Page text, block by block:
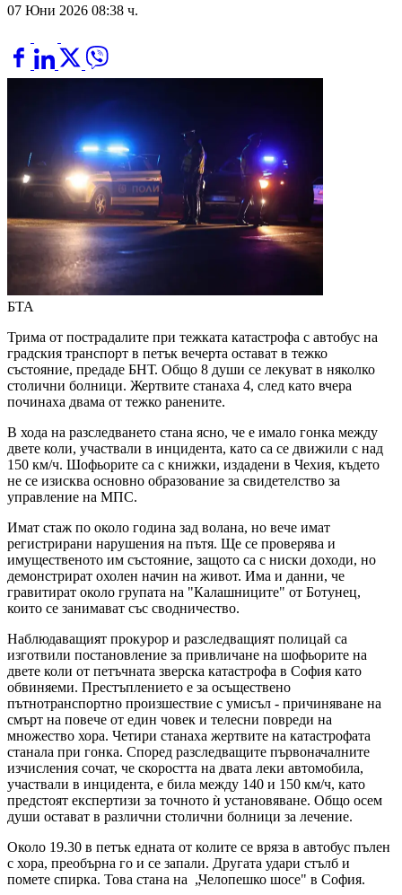
07 Юни 2026 08:38 ч.
БТА
Трима от пострадалите при тежката катастрофа с автобус на
градския транспорт в петък вечерта остават в тежко
състояние, предаде БНТ. Общо 8 души се лекуват в няколко
столични болници. Жертвите станаха 4, след като вчера
починаха двама от тежко ранените.
В хода на разследването стана ясно, че е имало гонка между
двете коли, участвали в инцидента, като са се движили с над
150 км/ч. Шофьорите са с книжки, издадени в Чехия, където
не се изисква основно образование за свидетелство за
управление на МПС.
Имат стаж по около година зад волана, но вече имат
регистрирани нарушения на пътя. Ще се проверява и
имущественото им състояние, защото са с ниски доходи, но
демонстрират охолен начин на живот. Има и данни, че
гравитират около групата на "Калашниците" от Ботунец,
които се занимават със сводничество.
Наблюдаващият прокурор и разследващият полицай са
изготвили постановление за привличане на шофьорите на
двете коли от петъчната зверска катастрофа в София като
обвиняеми. Престъплението е за осъществено
пътнотранспортно произшествие с умисъл - причиняване на
смърт на повече от един човек и телесни повреди на
множество хора. Четири станаха жертвите на катастрофата
станала при гонка. Според разследващите първоначалните
изчисления сочат, че скоростта на двата леки автомобила,
участвали в инцидента, е била между 140 и 150 км/ч, като
предстоят експертизи за точното ѝ установяване. Общо осем
души остават в различни столични болници за лечение.
Около 19.30 в петък едната от колите се вряза в автобус пълен
с хора, преобърна го и се запали. Другата удари стълб и
помете спирка. Това стана на „Челопешко шосе" в София.